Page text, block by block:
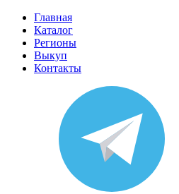
Главная
Каталог
Регионы
Выкуп
Контакты